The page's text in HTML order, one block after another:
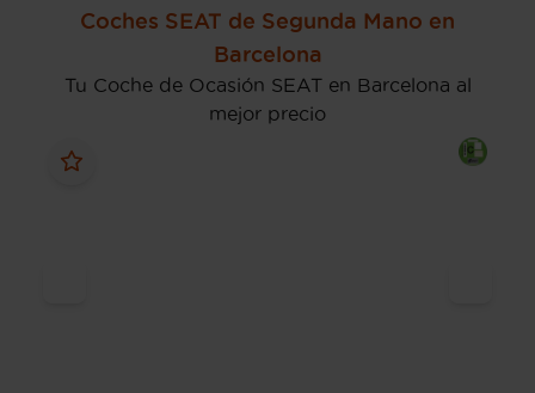
Coches SEAT de Segunda Mano en
Barcelona
Tu Coche de Ocasión SEAT en Barcelona al
mejor precio